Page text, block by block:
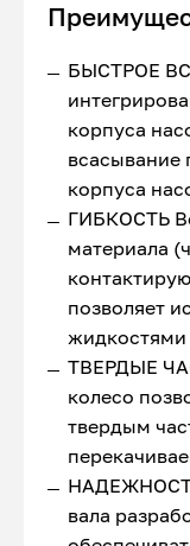
БЫСТРОЕ
корпуса
всасывание
корпуса
ГИБКОСТЬ
материала
позволяет
ТВЕРДЫЕ
колесо
твердым
вала